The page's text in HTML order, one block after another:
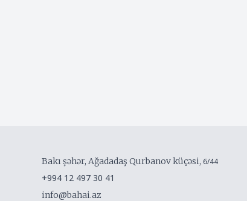
Bakı şəhər, Ağadadaş Qurbanov küçəsi, 6/44
+994 12 497 30 41
info@bahai.az